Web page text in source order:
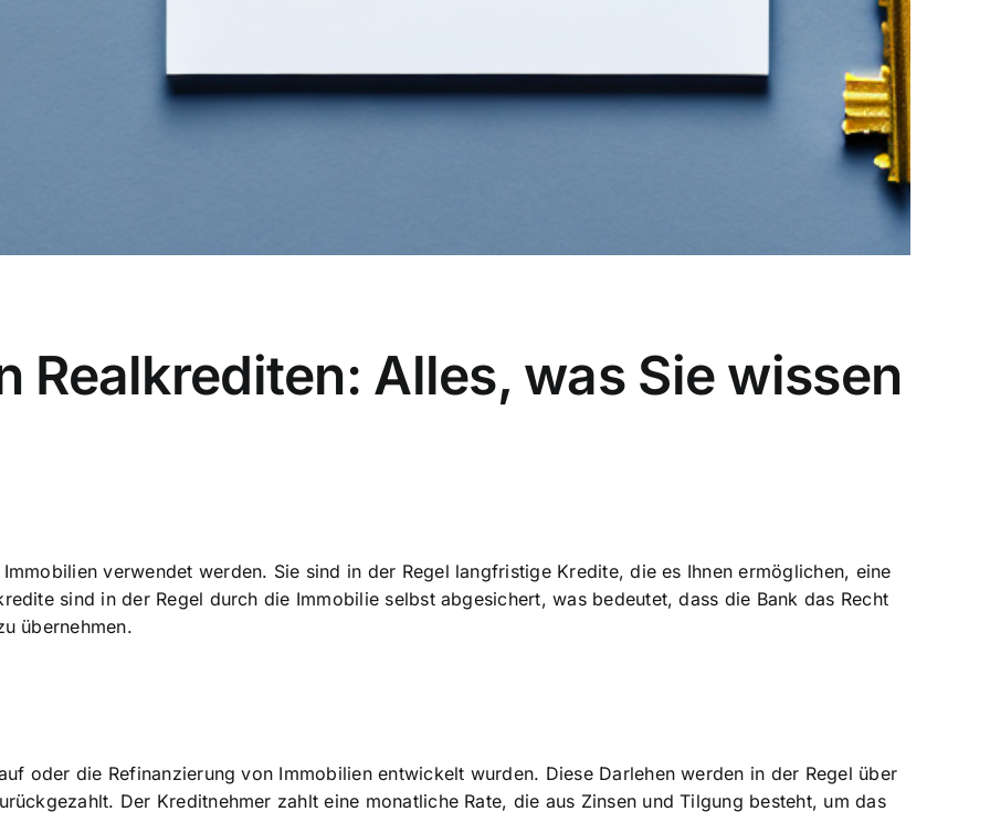
Realkrediten: Alles, was Sie wissen
verwendet werden. Sie sind in der Regel langfristige Kredite, die es Ihnen ermöglichen, eine
sind in der Regel durch die Immobilie selbst abgesichert, was bedeutet, dass die Bank das Recht
übernehmen.
oder die Refinanzierung von Immobilien entwickelt wurden. Diese Darlehen werden in der Regel über
Der Kreditnehmer zahlt eine monatliche Rate, die aus Zinsen und Tilgung besteht, um das